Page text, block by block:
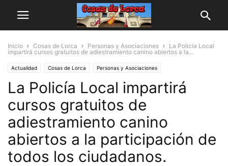
Inicio Cosas de Lorca Personas y Asociaciones
La Policía Local
impartirá cursos gratuitos de adiestramiento canino abiertos a la...
Actualidad Cosas de Lorca Personas y Asociaciones
La Policía Local impartirá
cursos gratuitos de
adiestramiento canino
abiertos a la participación de
todos los ciudadanos.